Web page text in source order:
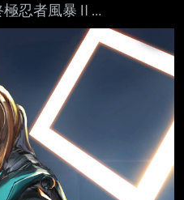
極忍者風暴Ⅱ
watch?
羅薇薇 超級變色龍
watch?v=90J4KKSex-
watch?
さん 生日公演後回顧
watc